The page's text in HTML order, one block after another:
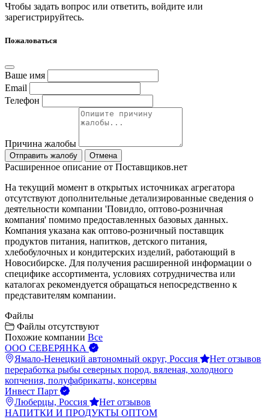
Чтобы задать вопрос или ответить, войдите или
зарегистрируйтесь.
Пожаловаться
Ваше имя
Email
Телефон
Причина жалобы
Отправить жалобу Отмена
Расширенное описание от Поставщиков.нет
На текущий момент в открытых источниках агрегатора
отсутствуют дополнительные детализированные сведения о
деятельности компании 'Повидло, оптово-розничная
компания' помимо предоставленных базовых данных.
Компания указана как оптово-розничный поставщик
продуктов питания, напитков, детского питания,
хлебобулочных и кондитерских изделий, работающий в
Новосибирске. Для получения расширенной информации о
специфике ассортимента, условиях сотрудничества или
каталогах рекомендуется обращаться непосредственно к
представителям компании.
Файлы
Файлы отсутствуют
Похожие компании Все
ООО СЕВЕРЯНКА
Ямало-Ненецкий автономный округ, Россия
Нет отзывов
переработка рыбы северных пород, вяленая, холодного
копчения, полуфабрикаты, консервы
Инвест Парт
Люберцы, Россия
Нет отзывов
НАПИТКИ И ПРОДУКТЫ ОПТОМ